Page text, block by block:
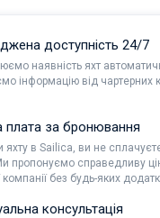
доступність 24/7
наявність яхт
інформацію від чартерних
плата за бронювання
яхту в Sailica, ви не
пропонуємо справедливу
компанії без будь-яких
консультація